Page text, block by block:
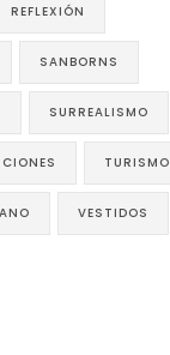
REFLEXIÓN
SANBORNS
SURREALISMO
TURISMO
VESTIDOS